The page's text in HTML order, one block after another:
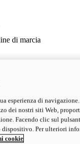
di marcia
di marcia
esperienza di
dei nostri siti Web,
Facendo clic sul
Per ulteriori
cookie